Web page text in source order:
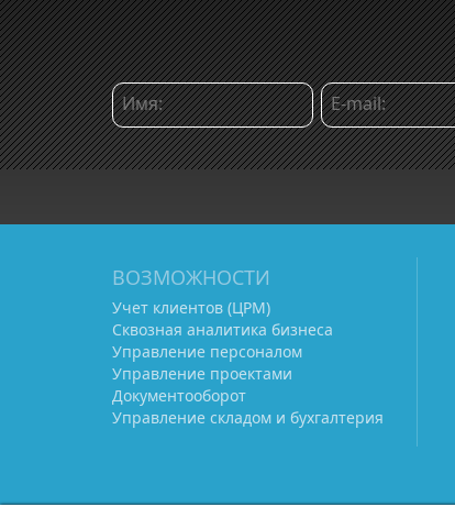
ВОЗМОЖНОСТИ
Учет клиентов (ЦРМ)
Сквозная аналитика бизнеса
Управление персоналом
Управление проектами
Документооборот
Управление складом и бухгалтерия